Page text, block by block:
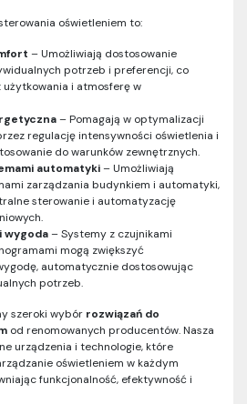
oświetleniem to:
– Umożliwiają dostosowanie
potrzeb i preferencji, co
użytkowania i atmosferę w
– Pomagają w optymalizacji
regulację intensywności oświetlenia i
do warunków zewnętrznych.
automatyki– Umożliwiają
zarządzania budynkiem i automatyki,
sterowanie i automatyzację
wygoda– Systemy z czujnikami
mogą zwiększyć
automatycznie dostosowując
potrzeb.
szeroki wybór rozwiązań do
od renomowanych producentów. Nasza
urządzenia i technologie, które
oświetleniem w każdym
funkcjonalność, efektywność i